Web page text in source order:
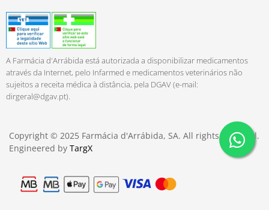
A Farmácia d'Arrábida está autorizada a disponibilizar medicamentos
através da Internet, pelo Infarmed e medicamentos veterinários não
sujeitos a receita médica à distância, pela DGAV (e-mail:
dirgeral@dgav.pt).
Copyright © 2025 Farmácia d'Arrábida, SA. All rights reserved.
Engineered by TargX